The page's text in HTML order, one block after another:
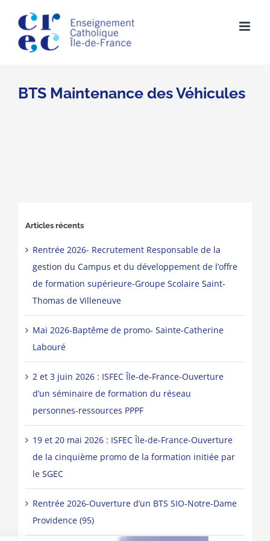
content
BTS Maintenance des Véhicules
Articles récents
Rentrée 2026- Recrutement Responsable de la
gestion du Campus et du développement de l’offre
de formation supérieure-Groupe Scolaire Saint-
Thomas de Villeneuve
Mai 2026-Baptême de promo- Sainte-Catherine
Labouré
2 et 3 juin 2026 : ISFEC Île-de-France-Ouverture
d’un séminaire de formation du réseau
personnes-ressources PPPF
19 et 20 mai 2026 : ISFEC Île-de-France-Ouverture
de la cinquième promo de la formation initiée par
le SGEC
Rentrée 2026-Ouverture d’un BTS SIO-Notre-Dame
Providence (95)